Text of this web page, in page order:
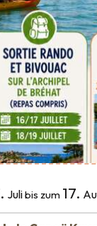
Julibis zum 17.